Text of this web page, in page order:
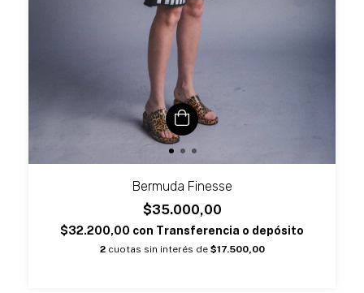
Bermuda Finesse
$35.000,00
$32.200,00 con Transferencia o depósito
2 cuotas sin interés de $17.500,00